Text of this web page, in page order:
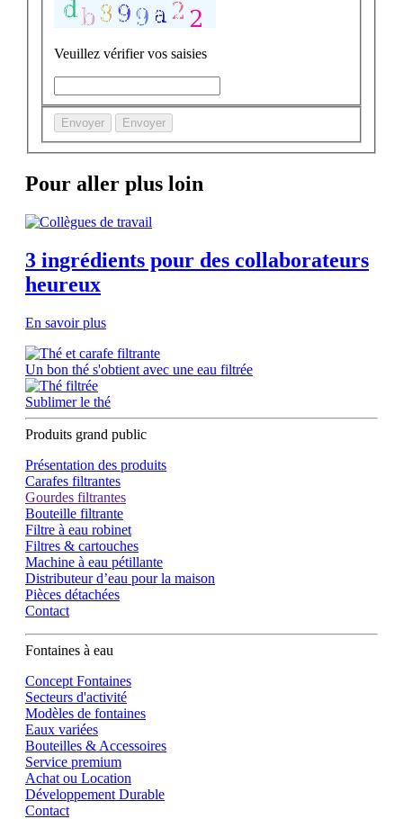
Veuillez vérifier vos saisies
Envoyer Envoyer
Pour aller plus loin
3 ingrédients pour des collaborateurs
heureux
En savoir plus
Un bon thé s'obtient avec une eau filtrée
Sublimer le thé
Produits grand public
Présentation des produits
Carafes filtrantes
Gourdes filtrantes
Bouteille filtrante
Filtre à eau robinet
Filtres & cartouches
Machine à eau pétillante
Distributeur d’eau pour la maison
Pièces détachées
Contact
Fontaines à eau
Concept Fontaines
Secteurs d'activité
Modèles de fontaines
Eaux variées
Bouteilles & Accessoires
Service premium
Achat ou Location
Développement Durable
Contact